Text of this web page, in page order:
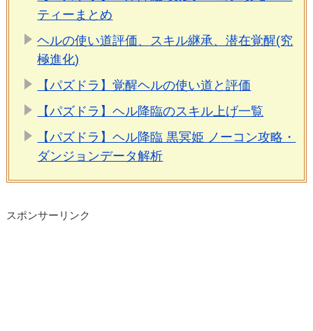
ティーまとめ
ヘルの使い道評価、スキル継承、潜在覚醒(究
極進化)
【パズドラ】覚醒ヘルの使い道と評価
【パズドラ】ヘル降臨のスキル上げ一覧
【パズドラ】ヘル降臨 黒冥姫 ノーコン攻略・
ダンジョンデータ解析
スポンサーリンク